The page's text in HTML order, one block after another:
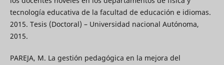
tecnología educativa de la facultad de educación e idiomas.
2015. Tesis (Doctoral) – Universidad nacional Autónoma,
2015.
PAREJA, M. La gestión pedagógica en la mejora del